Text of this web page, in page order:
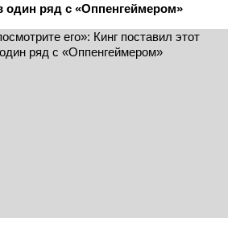
один ряд с «Оппенгеймером»